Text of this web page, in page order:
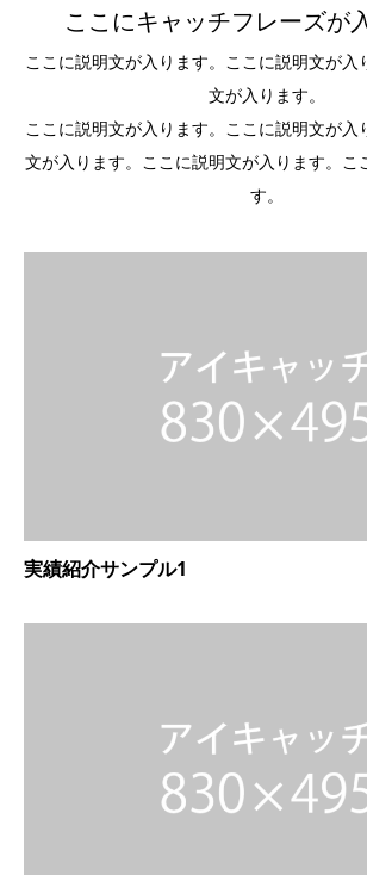
ここにキャッチフレーズが
ここに説明文が入ります。ここに説明文が入
文が入ります。
ここに説明文が入ります。ここに説明文が入
文が入ります。ここに説明文が入ります。こ
す。
実績紹介サンプル1